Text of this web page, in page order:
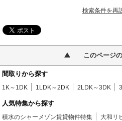
検索条件を再
このページ
間取りから探す
1K～1DK 1LDK～2DK 2LDK～3DK
人気特集から探す
積水のシャーメゾン賃貸物件特集
大和リ